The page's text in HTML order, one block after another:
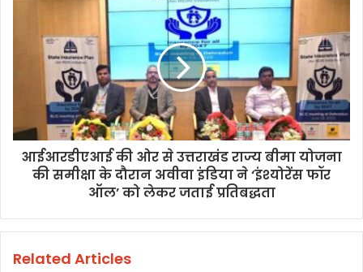
आईआरडीएआई की ओर से उत्तराखंड राज्य बीमा योजना
की समीक्षा के दौरान अवीवा इंडिया ने ‘इंश्योरेंस फॉर
ऑल’ को लेकर जताई प्रतिबद्धता
Related Articles